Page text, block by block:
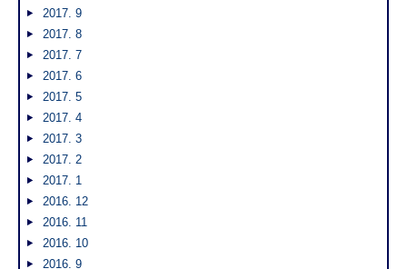
2017. 9
2017. 8
2017. 7
2017. 6
2017. 5
2017. 4
2017. 3
2017. 2
2017. 1
2016. 12
2016. 11
2016. 10
2016. 9